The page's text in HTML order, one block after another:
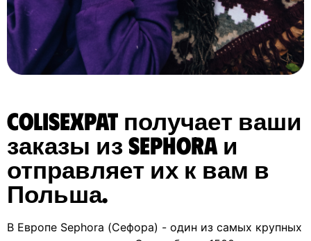
ColisExpat получает ваши
заказы из Sephora и
отправляет их к вам в
Польша.
В Европе Sephora (Сефора) - один из самых крупных